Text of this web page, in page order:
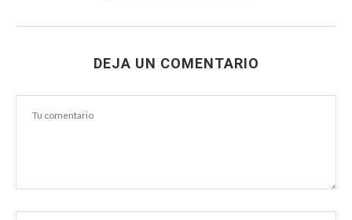
DEJA UN COMENTARIO